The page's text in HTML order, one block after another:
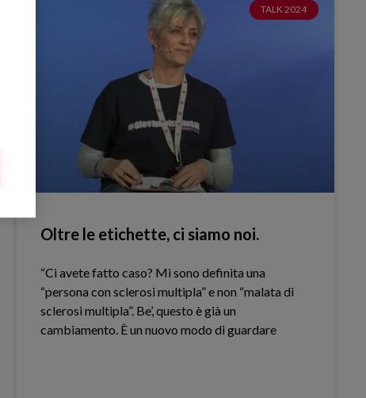
TALK 2024
Oltre le etichette, ci siamo noi.
“Ci avete fatto caso? Mi sono definita una
“persona con sclerosi multipla” e non “malata di
sclerosi multipla”. Be’, questo è già un
cambiamento. È un nuovo modo di guardare